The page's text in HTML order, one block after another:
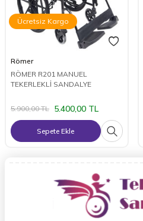
Ücretsiz Kargo
Römer
RÖMER R201 MANUEL
TEKERLEKLİ SANDALYE
5.900,00TL 5.400,00 TL
Sepete Ekle